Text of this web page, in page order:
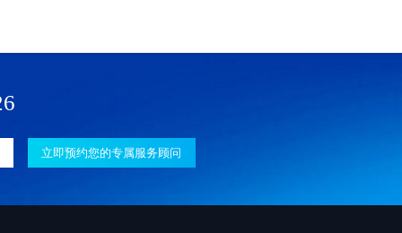
立即预约您的专属服务顾问